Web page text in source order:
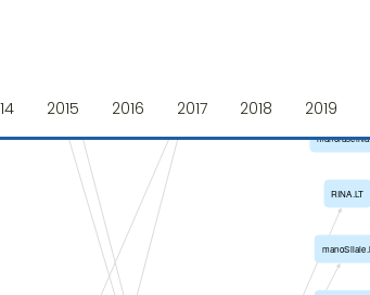
2015 2016 2017 2018 2019